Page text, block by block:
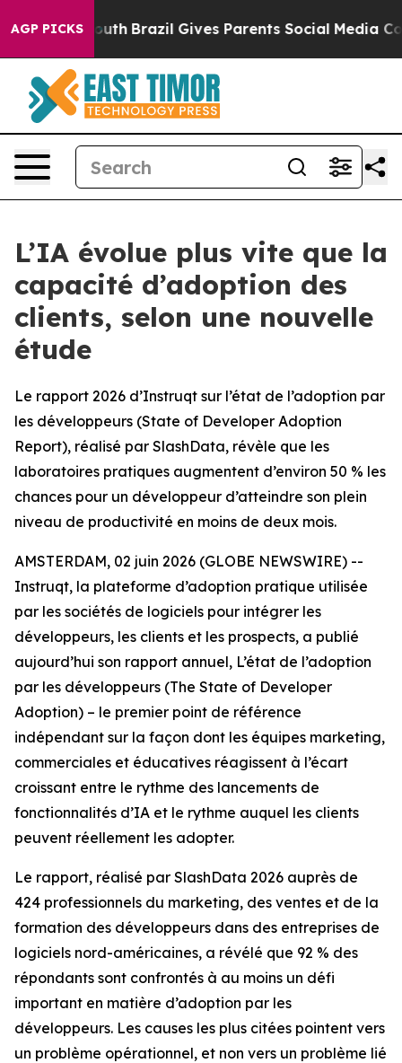
AGP PICKS
to Youth Brazil Gives Parents Social Media
L’IA évolue plus vite que la
capacité d’adoption des
clients, selon une nouvelle
étude
Le rapport 2026 d’Instruqt sur l’état de l’adoption par
les développeurs (State of Developer Adoption
Report), réalisé par SlashData, révèle que les
laboratoires pratiques augmentent d’environ 50 % les
chances pour un développeur d’atteindre son plein
niveau de productivité en moins de deux mois.
AMSTERDAM, 02 juin 2026 (GLOBE NEWSWIRE) --
Instruqt, la plateforme d’adoption pratique utilisée
par les sociétés de logiciels pour intégrer les
développeurs, les clients et les prospects, a publié
aujourd’hui son rapport annuel, L’état de l’adoption
par les développeurs (The State of Developer
Adoption) – le premier point de référence
indépendant sur la façon dont les équipes marketing,
commerciales et éducatives réagissent à l’écart
croissant entre le rythme des lancements de
fonctionnalités d’IA et le rythme auquel les clients
peuvent réellement les adopter.
Le rapport, réalisé par SlashData 2026 auprès de
424 professionnels du marketing, des ventes et de la
formation des développeurs dans des entreprises de
logiciels nord-américaines, a révélé que 92 % des
répondants sont confrontés à au moins un défi
important en matière d’adoption par les
développeurs. Les causes les plus citées pointent vers
un problème opérationnel, et non vers un problème lié